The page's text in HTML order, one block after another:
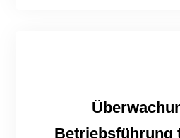
Betriebsführung